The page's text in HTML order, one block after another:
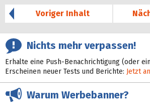
Voriger Inhalt
Nichts mehr verpassen!
Erhalte eine Push-Benachrichtigung (oder
Erscheinen neuer Tests und Berichte: Jetzt
Warum Werbebanner?